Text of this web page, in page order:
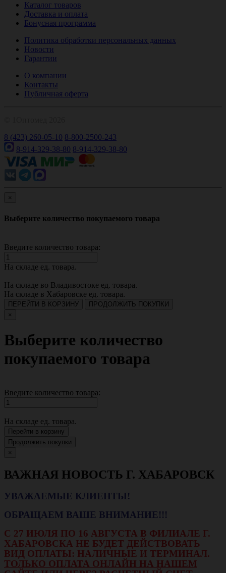
Каталог товаров
Доставка и оплата
Бонусная программа
Политика обработки персональных данных
Новости
Гарантии
О компании
Контакты
Публичная оферта
8 (423) 260-05-10 8-800-2500-243
8-914-329-38-80 8-914-329-38-80
×
Выберите количество покупаемого товара
Введите количество товара:
На складе ед. товара.
На складе во Владивостоке ед. товара.
На складе в Хабаровске ед. товара.
ПЕРЕЙТИ В КОРЗИНУ
ПРОДОЛЖИТЬ ПОКУПКИ
×
Выберите количество
покупаемого товара
Введите количество товара:
На складе ед. товара.
Перейти в корзину
Продолжить покупки
×
ВАЖНАЯ НОВОСТЬ Г. ХАБАРОВСК
УВАЖАЕМЫЕ КЛИЕНТЫ!
ОБРАЩАЕМ ВАШЕ ВНИМАНИЕ!!!
С 27 ИЮЛЯ ПО 16 АВГУСТА В ФИЛИАЛЕ Г.
ХАБАРОВСКА НЕ БУДЕТ ДЕЙСТВОВАТЬ
ВИД ОПЛАТЫ: НАЛИЧНЫЕ И ТЕРМИНАЛ.
ТОЛЬКО ОПЛАТА ОНЛАЙН НА НАШЕМ